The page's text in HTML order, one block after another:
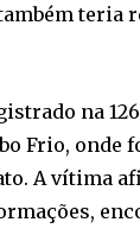
teria
na
Frio, onde
A vítima